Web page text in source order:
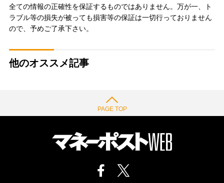
全ての情報の正確性を保証するものではありません。万が一、ト
ラブル等の損失が被っても損害等の保証は一切行っておりません
ので、予めご了承下さい。
他のオススメ記事
PAGE TOP